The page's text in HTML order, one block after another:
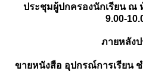
ประชุมผู้ปกครองนักเรียน ณ
9.00-
ภายหลัง
ขายหนังสือ อุปกรณ์การเรียน